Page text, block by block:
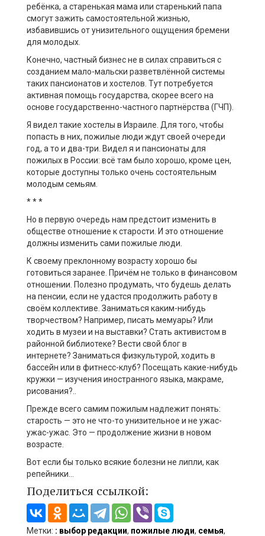
ребёнка, а старенькая мама или старенький папа
смогут зажить самостоятельной жизнью,
избавившись от унизительного ощущения бремени
для молодых.
Конечно, частный бизнес не в силах справиться с
созданием мало-мальски разветвлённой системы
таких пансионатов и хостелов. Тут потребуется
активная помощь государства, скорее всего на
основе государственно-частного партнёрства (ГЧП).
Я видел такие хостелы в Израиле. Для того, чтобы
попасть в них, пожилые люди ждут своей очереди
год, а то и два-три. Видел я и пансионаты для
пожилых в России: всё там было хорошо, кроме цен,
которые доступны только очень состоятельным
молодым семьям.
* * *
Но в первую очередь нам предстоит изменить в
обществе отношение к старости. И это отношение
должны изменить сами пожилые люди.
К своему преклонному возрасту хорошо бы
готовиться заранее. Причём не только в финансовом
отношении. Полезно продумать, что будешь делать
на пенсии, если не удастся продолжить работу в
своём коллективе. Заниматься каким-нибудь
творчеством? Например, писать мемуары? Или
ходить в музеи и на выставки? Стать активистом в
районной библиотеке? Вести свой блог в
интернете? Заниматься физкультурой, ходить в
бассейн или в фитнесс-клуб? Посещать какие-нибудь
кружки — изучения иностранного языка, макраме,
рисования?..
Прежде всего самим пожилым надлежит понять:
старость — это не что-то унизительное и не ужас-
ужас-ужас. Это — продолжение жизни в новом
возрасте.
Вот если бы только всякие болезни не липли, как
репейники…
Поделиться ссылкой:
Метки: : выбор редакции, пожилые люди, семья,